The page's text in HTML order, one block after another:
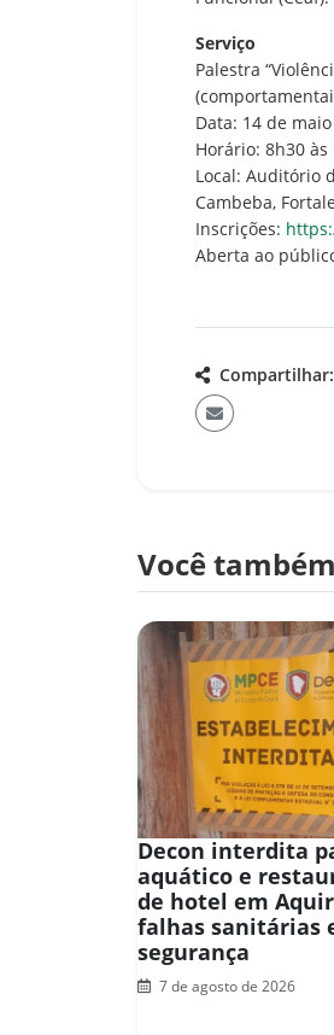
Serviço
Palestra
Data: 14 de
Horário: 8h30 às
Local: Auditório
Cambeba,
Inscrições:
Aberta ao
Compartilhar:
Você
Decon interdita
aquático e
de hotel em
falhas sanitárias
segurança
7 de agosto de 2026